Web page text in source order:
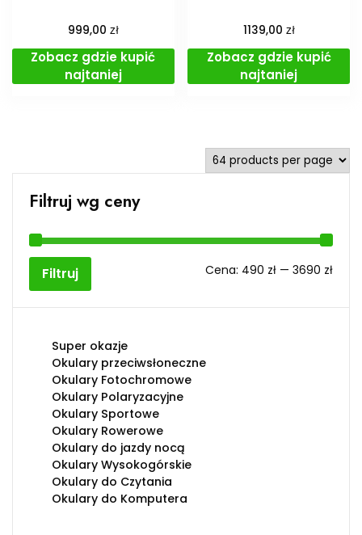
999,00 zł
Zobacz gdzie kupić
najtaniej
1139,00 zł
Zobacz gdzie kupić
najtaniej
Filtruj wg ceny
Cena
Cena
Filtruj Cena: 490 zł — 3690 zł
Super okazje
Okulary przeciwsłoneczne
Okulary Fotochromowe
Okulary Polaryzacyjne
Okulary Sportowe
Okulary Rowerowe
Okulary do jazdy nocą
Okulary Wysokogórskie
Okulary do Czytania
Okulary do Komputera